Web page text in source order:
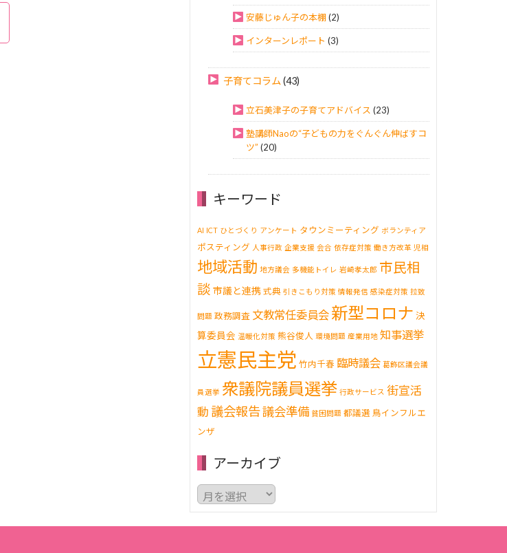
安藤じゅん子の本棚(2)
インターンレポート (3)
子育てコラム (43)
立石美津子の子育てアドバイス (23)
塾講師Naoの“子どもの力をぐんぐん伸ばすコ
ツ” (20)
キーワード
AI ICT ひとづくり アンケート タウンミーティング ボランティア
ポスティング 人事行政 企業支援 会合 依存症対策 働き方改革 児相
地域活動 地方議会 多機能トイレ 岩崎孝太郎 市民相
談 市議と連携 式典 引きこもり対策 情報発信 感染症対策 拉致
問題 政務調査 文教常任委員会 新型コロナ 決
算委員会 温暖化対策 熊谷俊人 環境問題 産業用地 知事選挙
立憲民主党 竹内千春 臨時議会 葛飾区議会議
員選挙 衆議院議員選挙 行政サービス 街宣活
動 議会報告議会準備 貧困問題 都議選 鳥インフルエ
ンザ
アーカイブ
ア
ー
カ
イ